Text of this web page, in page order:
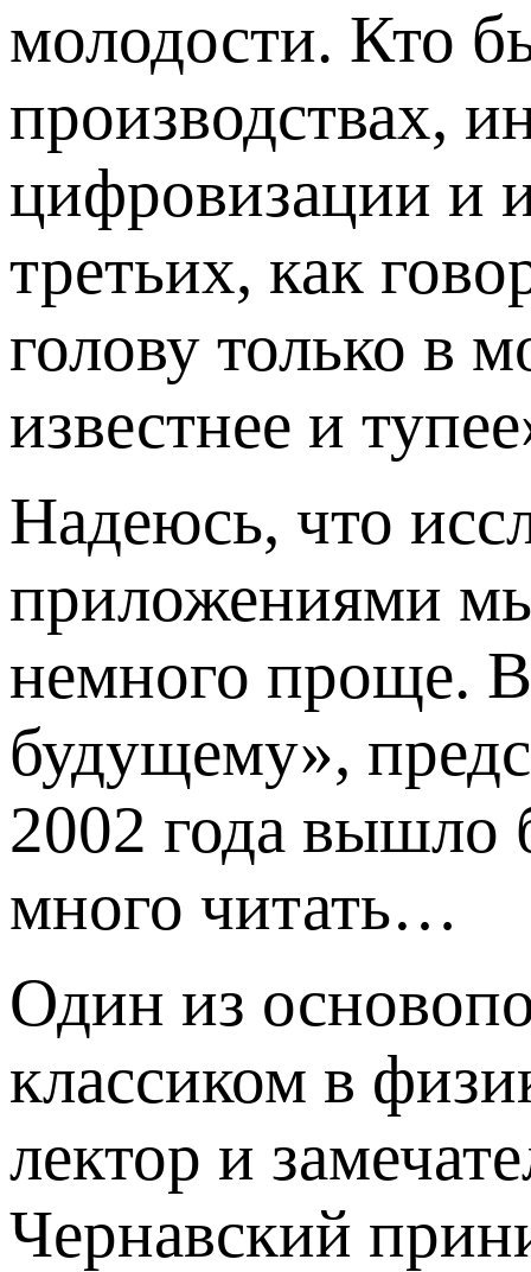
молодости. Кто
производствах,
цифровизации и
третьих, как
голову только в
известнее и
Надеюсь, что
приложениями
немного проще.
будущему»,
2002 года вышло
много читать…
Один из
классиком в
лектор и
Чернавский